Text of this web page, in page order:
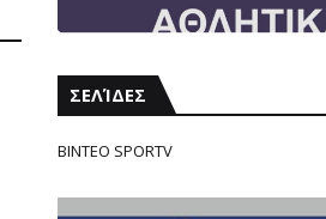
ΣΕΛΊΔΕΣ
ΒΙΝΤΕΟ SPORTV